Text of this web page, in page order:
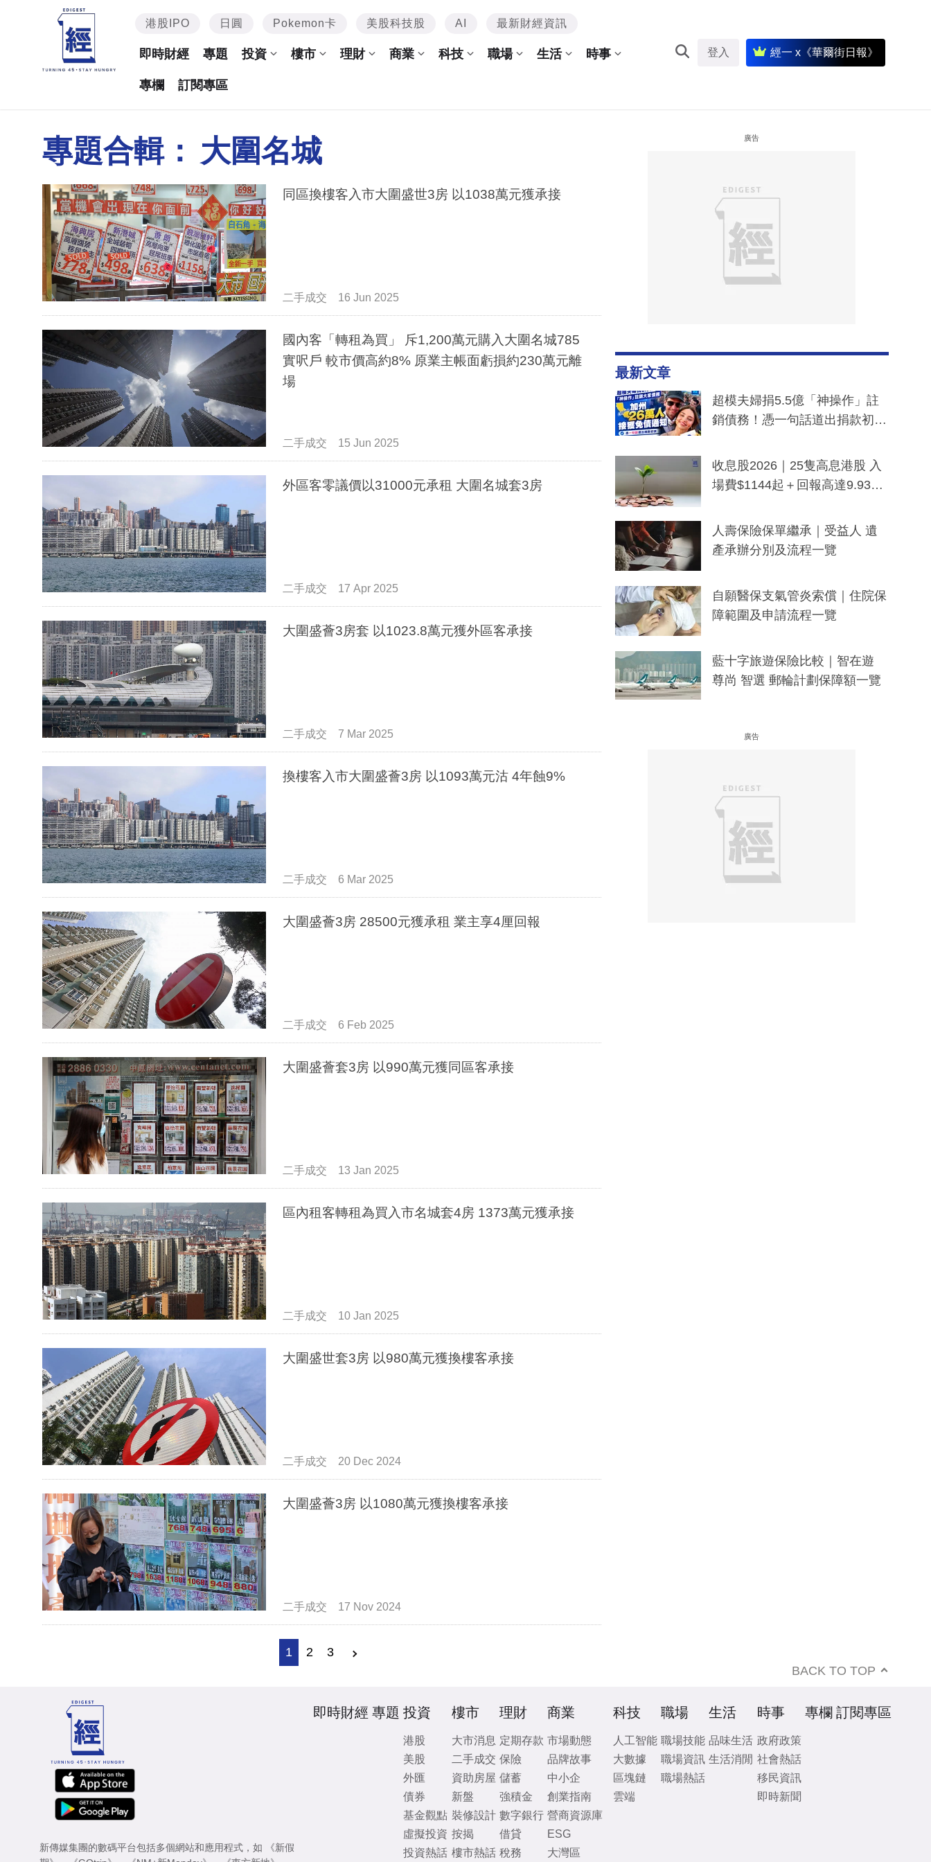
港股IPO 日圓 Pokemon卡 美股科技股 AI 最新財經資訊
即時財經 專題 投資 樓市 理財 商業 科技 職場 生活 時事
專欄 訂閱專區
登入 經一 x《華爾街日報》
專題合輯： 大圍名城
同區換樓客入市大圍盛世3房 以1038萬元獲承接
二手成交 16 Jun 2025
國內客「轉租為買」 斥1,200萬元購入大圍名城785
實呎戶 較市價高約8% 原業主帳面虧損約230萬元離
場
二手成交 15 Jun 2025
外區客零議價以31000元承租 大圍名城套3房
二手成交 17 Apr 2025
大圍盛薈3房套 以1023.8萬元獲外區客承接
二手成交 7 Mar 2025
換樓客入市大圍盛薈3房 以1093萬元沽 4年蝕9%
二手成交 6 Mar 2025
大圍盛薈3房 28500元獲承租 業主享4厘回報
二手成交 6 Feb 2025
大圍盛薈套3房 以990萬元獲同區客承接
二手成交 13 Jan 2025
區內租客轉租為買入市名城套4房 1373萬元獲承接
二手成交 10 Jan 2025
大圍盛世套3房 以980萬元獲換樓客承接
二手成交 20 Dec 2024
大圍盛薈3房 以1080萬元獲換樓客承接
二手成交 17 Nov 2024
1 2 3
廣告
最新文章
超模夫婦捐5.5億「神操作」註
銷債務！憑一句話道出捐款初
一度被誤當詐騙手段
收息股2026｜25隻高息港股 入
場費$1144起＋回報高達9.93
人壽保險保單繼承｜受益人 遺
產承辦分別及流程一覽
自願醫保支氣管炎索償｜住院保
障範圍及申請流程一覽
藍十字旅遊保險比較｜智在遊
尊尚 智選 郵輪計劃保障額一覽
廣告
BACK TO TOP
新傳媒集團的數碼平台包括多個網站和應用程式，如
《新假
即時財經 專題 投資
港股
美股
外匯
債券
基金觀點
虛擬投資
投資熱話
樓市
大市消息
二手成交
資助房屋
新盤
裝修設計
按揭
樓市熱話
理財
定期存款
保險
儲蓄
強積金
數字銀行
借貸
稅務
商業
市場動態
品牌故事
中小企
創業指南
營商資源庫
ESG
大灣區
科技
人工智能
大數據
區塊鏈
雲端
職場
職場技能
職場資訊
職場熱話
生活
品味生活
生活消閒
時事
政府政策
社會熱話
移民資訊
即時新聞
專欄 訂閱專區